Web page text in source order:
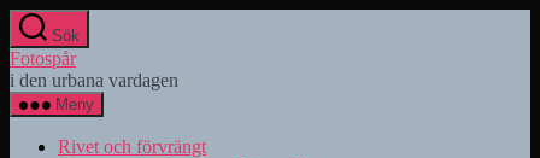
Hoppa
till
innehåll
Sök
Fotospår
i den urbana vardagen
Meny
Rivet och förvrängt